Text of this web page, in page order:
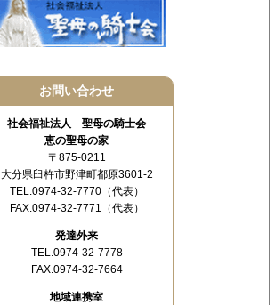
お問い合わせ
社会福祉法人 聖母の騎士会
恵の聖母の家
〒875-0211
大分県臼杵市野津町都原3601-2
TEL.0974-32-7770（代表）
FAX.0974-32-7771（代表）
発達外来
TEL.0974-32-7778
FAX.0974-32-7664
地域連携室